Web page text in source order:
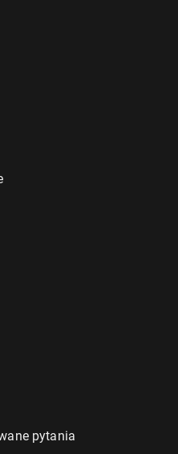
pytania